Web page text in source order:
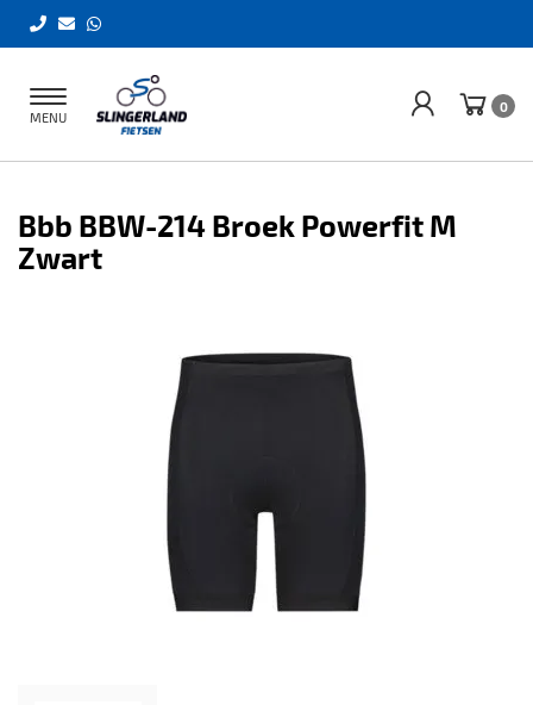
Toggle
navigation
MENU
0
Bbb BBW-214 Broek Powerfit M
Zwart